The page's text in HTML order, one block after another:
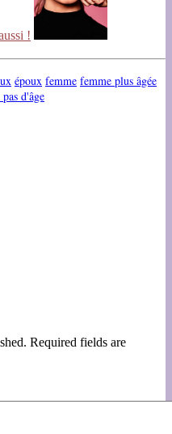
!
époux femme femme plus âgée
d'âge
Required fields are